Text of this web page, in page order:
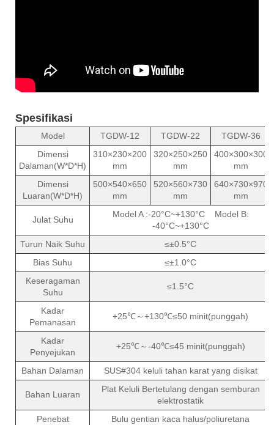
Spesifikasi
Model TGDW-12 TGDW-22
TGDW-36
Dimensi
Dalaman(W*D*H)
310×230×200
mm
320×250×250
mm
400×300×300
mm
Dimensi
Luaran(W*D*H)
500×540×650
mm
520×560×730
mm
640×730×970
mm
Julat Suhu
Model A :-20°C~+130°C Model B:
-40°C~+130°C
Turun Naik Suhu
≤±0.5°C
Bias Suhu
≤±1.0°C
Keseragaman
Suhu
≤1.5°C
Kadar
Pemanasan
+25℃～+130℃≤50 minit(punggah)
Kadar
Penyejukan
+25℃～-40℃≤45 minit(punggah)
Bahan Dalaman SUS#304 keluli tahan karat yang disikat
Bahan Luaran
Plat Keluli Bertetulang dengan semburan
elektrostatik
Penebat
Bulu gentian kaca halus/poliuretana